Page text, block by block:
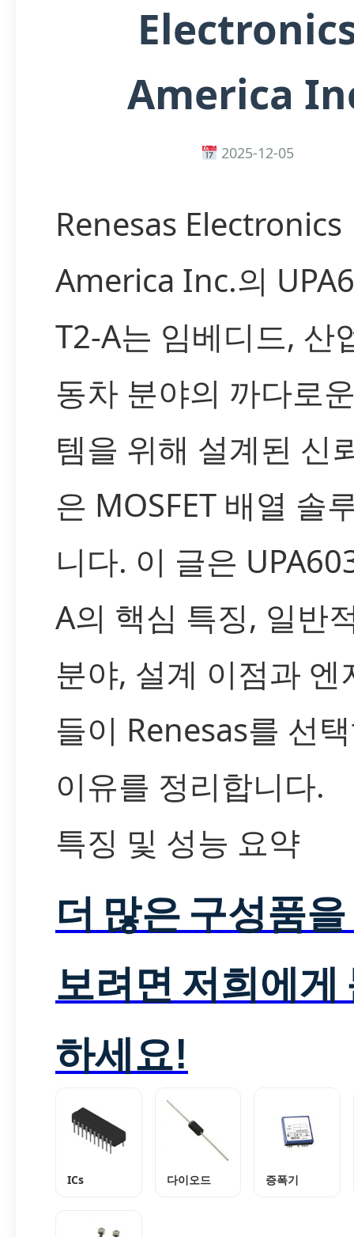
America
2025-12-05
Renesas Electronics
America Inc.의
T2-A는 임베디드, 산
동차 분야의 까다로
템을 위해 설계된 신
은 MOSFET 배열 솔
니다. 이 글은
A의 핵심 특징, 일반
분야, 설계 이점과 엔
들이 Renesas를 선
이유를 정리합니다.
특징 및 성능 요약
더 많은 구성품
보려면 저희에게
하세요!
ICs 다이오드 증폭기